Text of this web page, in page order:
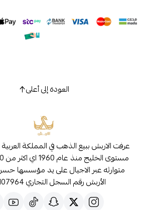
العودة إلى أعلى
عرفت الاربش ببيع الذهب في المملكة
متوارثه عبر الاجيال على يد مؤسسها
الأربش رقم السجل التجاري 2050107964